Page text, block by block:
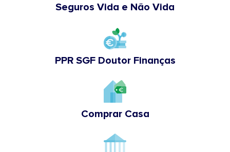
Seguros Vida e Não Vida
PPR SGF Doutor Finanças
Comprar Casa